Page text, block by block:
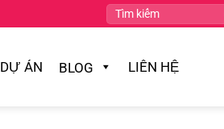
DỰ ÁN BLOG LIÊN HỆ